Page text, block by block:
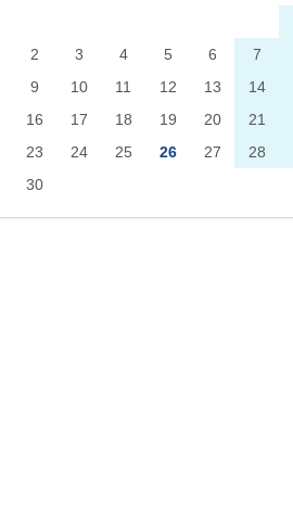
2
3 4 5 6 7
9
10 11 12 13 14
16
17 18 19 20 21
23
24 25 26 27 28
30